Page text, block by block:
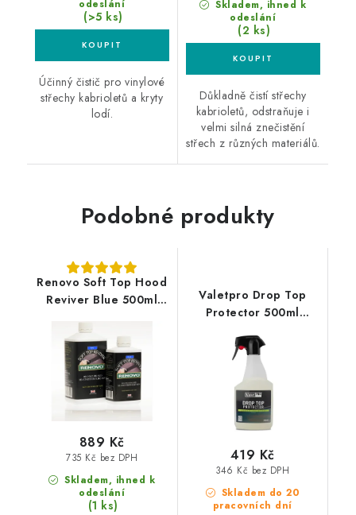
odeslání
(>5 ks)
Účinný čistič pro vinylové
střechy kabrioletů a kryty
lodí.
Skladem, ihned k
odeslání
(2 ks)
Důkladně čistí střechy
kabrioletů, odstraňuje i
velmi silná znečistění
střech z různých materiálů.
Podobné produkty
Renovo Soft Top Hood
Reviver Blue 500ml
střech
Skladem, ihned k
odeslání
(1 ks)
735 Kč bez DPH
889 Kč
Valetpro Drop Top
Protector 500ml
střech
Skladem do 20
pracovních dní
346 Kč bez DPH
419 Kč